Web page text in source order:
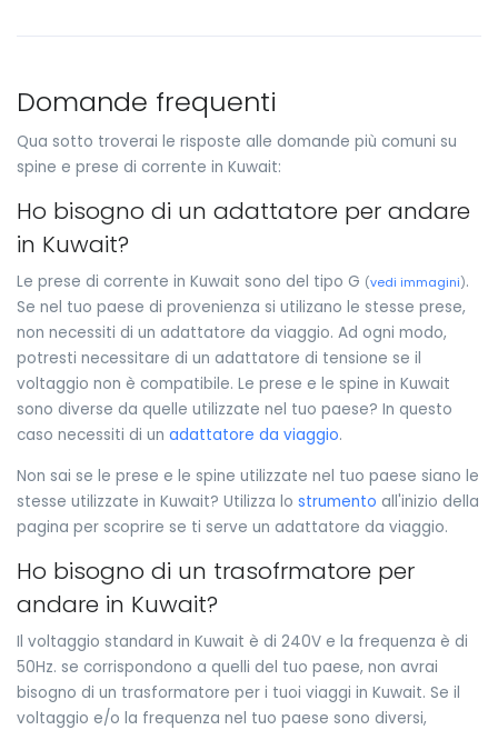
Domande frequenti
Qua sotto troverai le risposte alle domande più comuni su
spine e prese di corrente in Kuwait:
Ho bisogno di un adattatore per andare
in Kuwait?
Le prese di corrente in Kuwait sono del tipo G (vedi immagini).
Se nel tuo paese di provenienza si utilizano le stesse prese,
non necessiti di un adattatore da viaggio. Ad ogni modo,
potresti necessitare di un adattatore di tensione se il
voltaggio non è compatibile. Le prese e le spine in Kuwait
sono diverse da quelle utilizzate nel tuo paese? In questo
caso necessiti di un adattatore da viaggio.
Non sai se le prese e le spine utilizzate nel tuo paese siano le
stesse utilizzate in Kuwait? Utilizza lo strumento all'inizio della
pagina per scoprire se ti serve un adattatore da viaggio.
Ho bisogno di un trasofrmatore per
andare in Kuwait?
Il voltaggio standard in Kuwait è di 240V e la frequenza è di
50Hz. se corrispondono a quelli del tuo paese, non avrai
bisogno di un trasformatore per i tuoi viaggi in Kuwait. Se il
voltaggio e/o la frequenza nel tuo paese sono diversi,